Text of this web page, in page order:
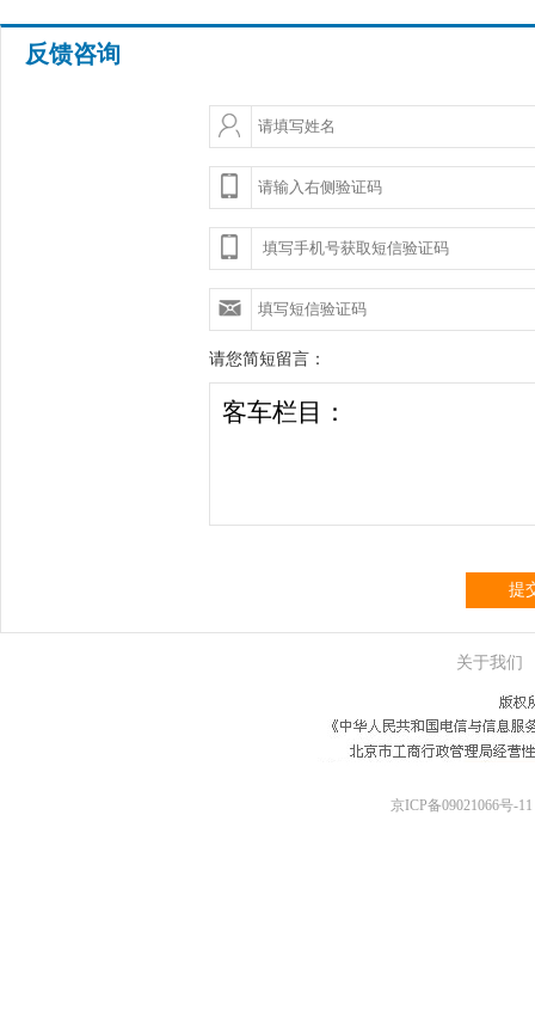
反馈咨询
请您简短留言：
提
关于我们
京ICP备09021066号-11